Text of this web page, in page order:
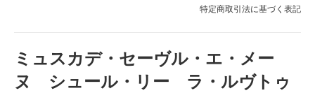
特定商取引法に基づく表記
ミュスカデ・セーヴル・エ・メー
ヌ シュール・リー ラ・ルヴトゥ